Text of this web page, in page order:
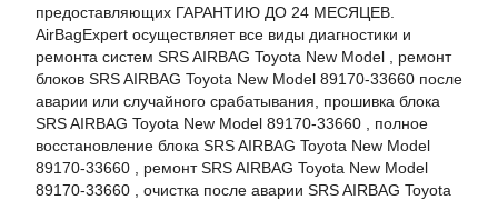
предоставляющих ГАРАНТИЮ ДО 24 МЕСЯЦЕВ.
AirBagExpert осуществляет все виды диагностики и
ремонта систем SRS AIRBAG Toyota New Model , ремонт
блоков SRS AIRBAG Toyota New Model 89170-33660 после
аварии или случайного срабатывания, прошивка блока
SRS AIRBAG Toyota New Model 89170-33660 , полное
восстановление блока SRS AIRBAG Toyota New Model
89170-33660 , ремонт SRS AIRBAG Toyota New Model
89170-33660 , очистка после аварии SRS AIRBAG Toyota